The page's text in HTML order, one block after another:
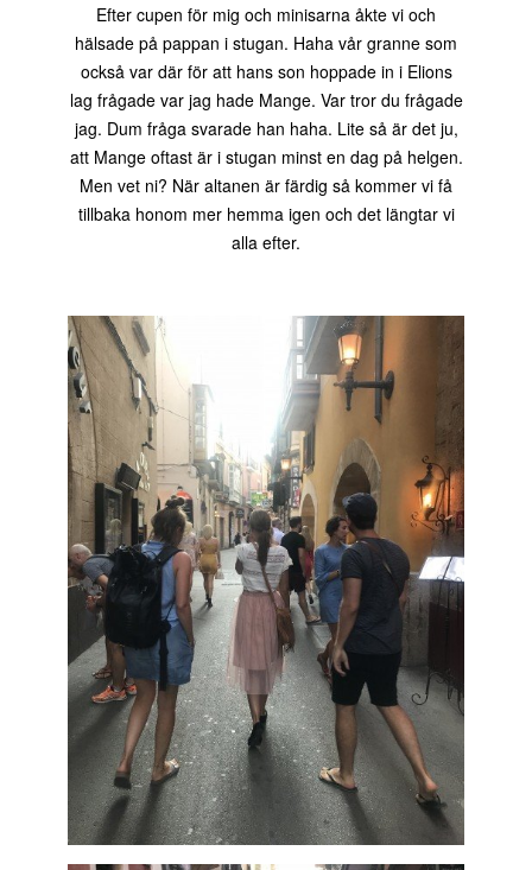
Efter cupen för mig och minisarna åkte vi och
hälsade på pappan i stugan. Haha vår granne som
också var där för att hans son hoppade in i Elions
lag frågade var jag hade Mange. Var tror du frågade
jag. Dum fråga svarade han haha. Lite så är det ju,
att Mange oftast är i stugan minst en dag på helgen.
Men vet ni? När altanen är färdig så kommer vi få
tillbaka honom mer hemma igen och det längtar vi
alla efter.